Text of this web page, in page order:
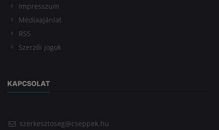
Impresszum
Médiaajánlat
RSS
Szerzői jogok
KAPCSOLAT
szerkesztoseg@cseppek.hu